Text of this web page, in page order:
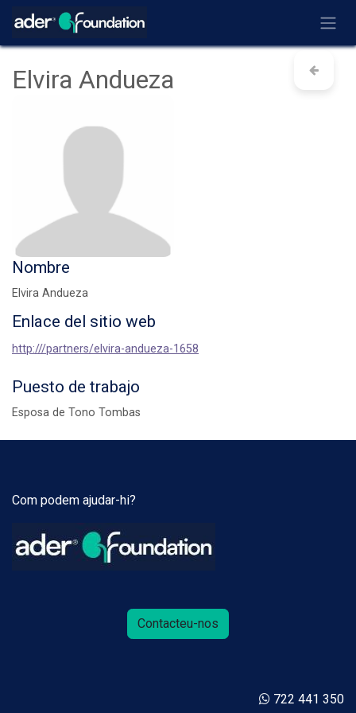
Ir al contenido
Elvira Andueza
Nombre
Elvira Andueza
Enlace del sitio web
http:///partners/elvira-andueza-1658
Puesto de trabajo
Esposa de Tono Tombas
Com podem ajudar-hi?
Contacteu-nos
722 441 350